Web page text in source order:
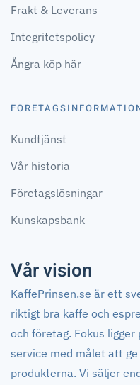
Frakt & Leverans
Integritetspolicy
Ångra köp här
Kundtjänst
Vår historia
Företagslösningar
Kunskapsbank
Vår vision
KaffePrinsen.se är ett
riktigt bra kaffe och
och företag. Fokus
service med målet att
produkterna. Vi säljer